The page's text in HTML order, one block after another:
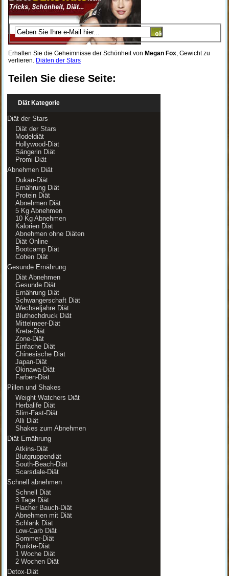
Erhalten Sie die Geheimnisse der Schönheit von Megan Fox, Gewicht zu
verlieren. Diäten der Stars
Teilen Sie diese Seite:
Diät Kategorie
Diät der Stars
Diät der Stars
Modeldiät
Hollywood-Diät
Sängerin Diät
Promi-Diät
Abnehmen Diät
Dukan-Diät
Ernährung Diät
Protein Diät
Abnehmen Diät
5 Kg Abnehmen
10 Kg Abnehmen
Kalorien Diät
Abnehmen ohne Diäten
Diät Online
Bootcamp Diät
Cohen Diät
Gesunde Ernährung
Diät Abnehmen
Gesunde Diät
Ernährung Diät
Schwangerschaft Diät
Wechseljahre Diät
Bluthochdruck Diät
Mittelmeer-Diät
Kreta-Diät
Zone-Diät
Einfache Diät
Chinesische Diät
Japan-Diät
Okinawa-Diät
Farben-Diät
Pillen und Shakes
Weight Watchers Diät
Herbalife Diät
Slim-Fast-Diät
Alli Diät
Shakes zum Abnehmen
Diät Ernährung
Atkins-Diät
Blutgruppendiät
South-Beach-Diät
Scarsdale-Diät
Schnell abnehmen
Schnell Diät
3 Tage Diät
Flacher Bauch-Diät
Abnehmen mit Diät
Schlank Diät
Low-Carb Diät
Sommer-Diät
Punkte-Diät
1 Woche Diät
2 Wochen Diät
Detox-Diät